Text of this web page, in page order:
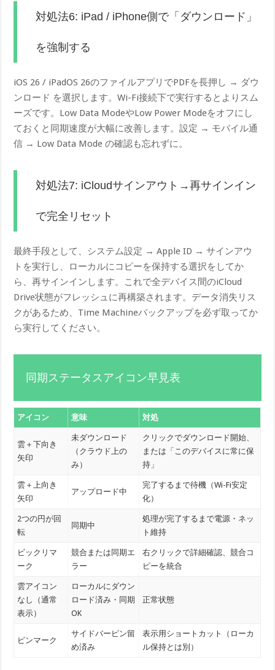
対処法6: iPad / iPhone側で「ダウンロード」
を強制する
iOS 26 / iPadOS 26のファイルアプリでPDFを長押し → ダウ
ンロード を選択します。Wi-Fi接続下で実行するとよりスム
ーズです。Low Data ModeやLow Power Modeをオフにし
ておくと同期速度が大幅に改善します。設定 → モバイル通
信 → Low Data Mode の確認も忘れずに。
対処法7: iCloudサインアウト→再サインイン
で完全リセット
最終手段として、システム設定 → Apple ID → サインアウ
トを実行し、ローカルにコピーを保持する選択をしてか
ら、再サインインします。これで全デバイス間のiCloud
Drive状態がフレッシュに再構築されます。データ消失リス
クがあるため、Time Machineバックアップを必ず取ってか
ら実行してください。
同期ステータスアイコン早見表
アイコン 意味 対処
雲＋下向き
矢印
未ダウンロード
（クラウド上の
み）
クリックでダウンロード開始、
または「このデバイスに常に保
持」
雲＋上向き
矢印
アップロード中
完了するまで待機（Wi-Fi安定
化）
2つの円が回
転
同期中
処理が完了するまで電源・ネッ
ト維持
ビックリマ
ーク
競合または同期エ
ラー
右クリックで詳細確認、競合コ
ピーを統合
雲アイコン
なし（通常
表示）
ローカルにダウン
ロード済み・同期
OK
正常状態
ピンマーク
サイドバーピン留
め済み
表示用ショートカット（ローカ
ル保持とは別）